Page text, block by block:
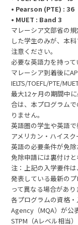
• Pearson (PTE) : 36
• MUET : Band 3
マレーシア文部省の
した学生のみが、本
注意ください。
必要な英語力を持って
マレーシア到着後に
IELTS/TOEFL/PTE/
最大12ヶ月の期間中
合は、本プログラム
りません。
英語圏の学生や英語で
アメリカン・ハイスク
英語の必要条件が免除
免除申請には裏付けと
注：上記の入学要件
発表している最新の
って異なる場合があり
各プログラムの資格
Agency（MQA）が公
STPM（Aレベル相当